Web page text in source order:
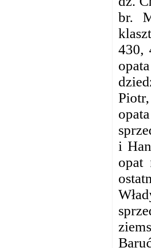
br.
430,
i
opat